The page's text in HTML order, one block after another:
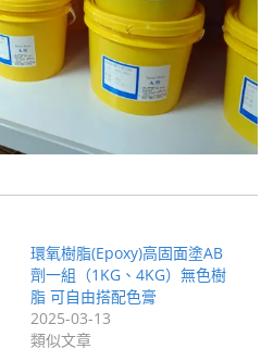
環氧樹脂(Epoxy)高固面塗AB
劑一組（1KG、4KG）無色樹
脂 可自由搭配色膏
2025-03-13
類似文章